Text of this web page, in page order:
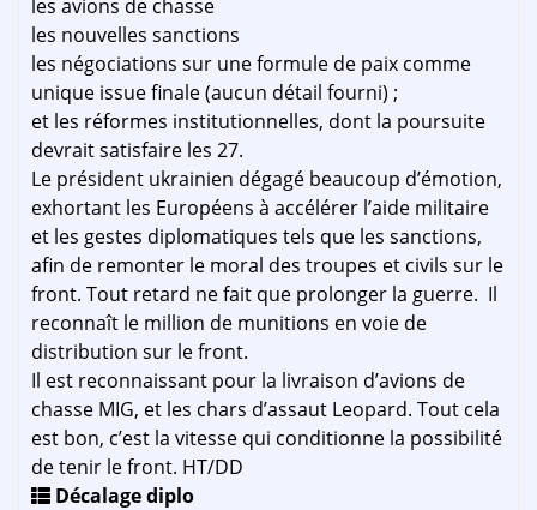
les avions de chasse
les nouvelles sanctions
les négociations sur une formule de paix comme
unique issue finale (aucun détail fourni) ;
et les réformes institutionnelles, dont la poursuite
devrait satisfaire les 27.
Le président ukrainien dégagé beaucoup d’émotion,
exhortant les Européens à accélérer l’aide militaire
et les gestes diplomatiques tels que les sanctions,
afin de remonter le moral des troupes et civils sur le
front. Tout retard ne fait que prolonger la guerre. Il
reconnaît le million de munitions en voie de
distribution sur le front.
Il est reconnaissant pour la livraison d’avions de
chasse MIG, et les chars d’assaut Leopard. Tout cela
est bon, c’est la vitesse qui conditionne la possibilité
de tenir le front. HT/DD
Décalage diplo